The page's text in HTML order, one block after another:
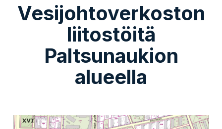
Vesijohtoverkoston
liitostöitä
Paltsunaukion
alueella